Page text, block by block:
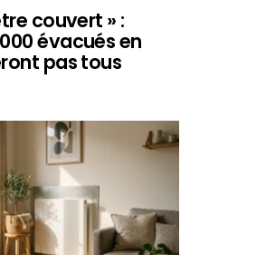
couvert » :
évacués en
pas tous